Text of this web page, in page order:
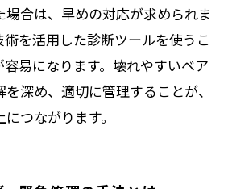
合は、早めの対応が求められま
を活用した診断ツールを使うこ
容易になります。壊れやすいベア
深め、適切に管理することが、
つながります。